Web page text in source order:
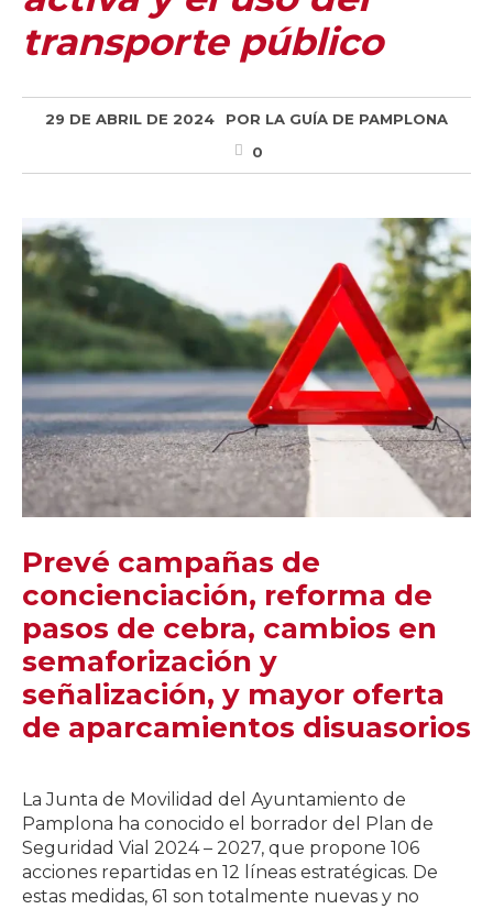
transporte público
29 DE ABRIL DE 2024 POR LA GUÍA DE PAMPLONA
0
Prevé campañas de
concienciación, reforma de
pasos de cebra, cambios en
semaforización y
señalización, y mayor oferta
de aparcamientos disuasorios
La Junta de Movilidad del Ayuntamiento de
Pamplona ha conocido el borrador del Plan de
Seguridad Vial 2024 – 2027, que propone 106
acciones repartidas en 12 líneas estratégicas. De
estas medidas, 61 son totalmente nuevas y no